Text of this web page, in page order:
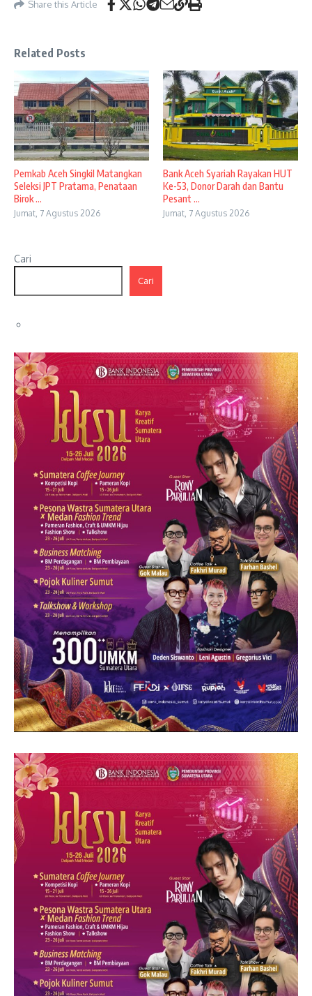
Share this Article
Related Posts
Pemkab Aceh Singkil Matangkan
Seleksi JPT Pratama, Penataan
Birok ...
Jumat, 7 Agustus 2026
Bank Aceh Syariah Rayakan HUT
Ke-53, Donor Darah dan Bantu
Pesant ...
Jumat, 7 Agustus 2026
Cari
Cari